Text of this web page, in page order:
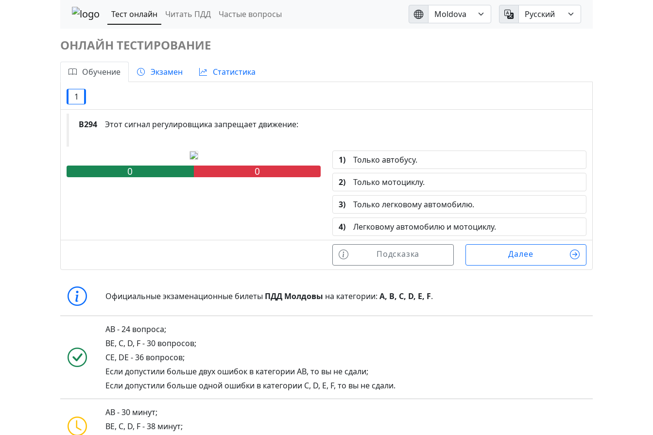
Тест онлайн Читать ПДД Частые вопросы
ОНЛАЙН ТЕСТИРОВАНИЕ
Обучение Экзамен Статистика
1
B294 Этот сигнал регулировщика запрещает движение:
0 0
1) Только автобусу.
2) Только мотоциклу.
3) Только легковому автомобилю.
4) Легковому автомобилю и мотоциклу.
Подсказка Далее
Официальные экзаменационные билеты ПДД Молдовы на категории:A, B, C, D, E, F.
AB - 24 вопроса;
BE, C, D, F - 30 вопросов;
CE, DE - 36 вопросов;
Если допустили больше двух ошибок в категории AB, то вы не сдали;
Если допустили больше одной ошибки в категории C, D, E, F, то вы не сдали.
AB - 30 минут;
BE, C, D, F - 38 минут;